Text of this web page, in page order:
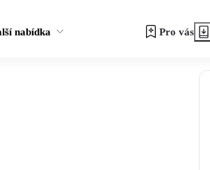
nabídka Pro vás